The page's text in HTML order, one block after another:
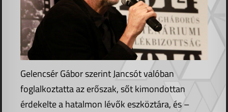
Gelencsér Gábor szerint Jancsót valóban
foglalkoztatta az erőszak, sőt kimondottan
érdekelte a hatalmon lévők eszköztára, és –